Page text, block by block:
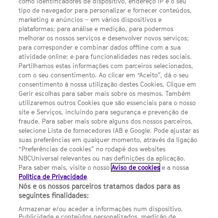
TWITTER
LINKS ÚTEIS
Escolhas de Anúncios
Política de privacidade
Termos E Condições
FILMES
UMA DIVISÃO DA NBCUNIVERSAL
Contact us by email: contact.SYFYPortugal@ncbuni.com
NBC Universal Global Networks España S.L.U. is wholly owned
by Universal Studios International BV
tipo de navegador para personalizar e fornecer conteúdos,
marketing e anúncios – em vários dispositivos e
plataformas; para análise e medição, para podermos
melhorar os nossos serviços e desenvolver novos serviços;
para corresponder e combinar dados offline com a sua
atividade online; e para funcionalidades nas redes sociais.
Partilhamos estas informações com parceiros selecionados,
com o seu consentimento. Ao clicar em “Aceito”, dá o seu
consentimento à nossa utilização destes Cookies. Clique em
Gerir escolhas para saber mais sobre os mesmos. Também
utilizaremos outros Cookies que são essenciais para o nosso
site e Serviços, incluindo para segurança e prevenção de
fraude. Para saber mais sobre alguns dos nossos parceiros,
selecione Lista de fornecedores IAB e Google. Pode ajustar as
suas preferências em qualquer momento, através da ligação
“Preferências de cookies” no rodapé dos websites
NBCUniversal relevantes ou nas definições da aplicação.
Para saber mais, visite o nossoAviso de cookies e a nossa
Política de Privacidade.
Nós e os nossos parceiros tratamos dados para as
seguintes finalidades:
Armazenar e/ou aceder a informações num dispositivo.